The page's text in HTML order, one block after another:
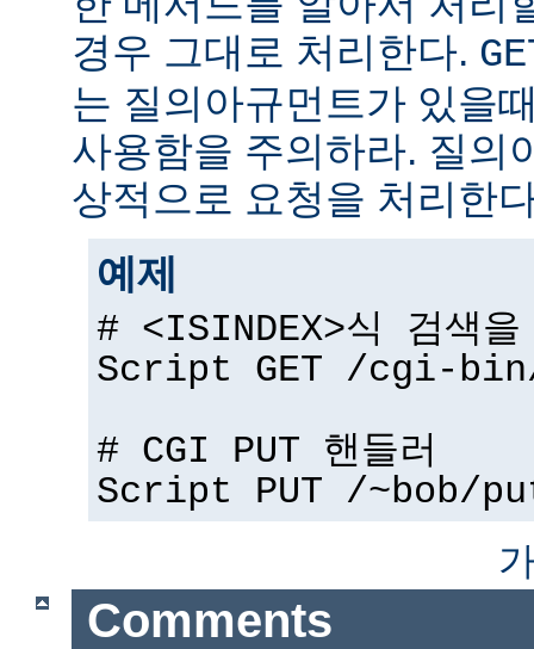
경우 그대로 처리한다.
는 질의아규먼트가 있을
사용함을 주의하라. 질의
상적으로 요청을 처리한
예제
# <ISINDEX>식 검색
Script GET /cgi-
# CGI PUT 핸들러
Script PUT /~bob/
Comments